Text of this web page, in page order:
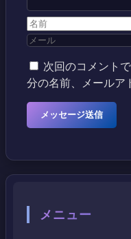
次回のコメント
分の名前、メールア
メニュー